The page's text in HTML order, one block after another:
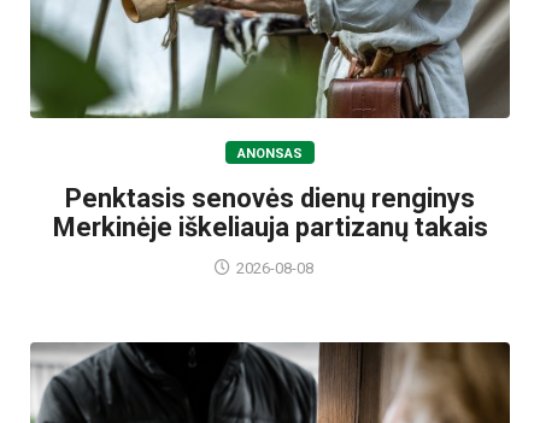
ANONSAS
Penktasis senovės dienų renginys
Merkinėje iškeliauja partizanų takais
2026-08-08